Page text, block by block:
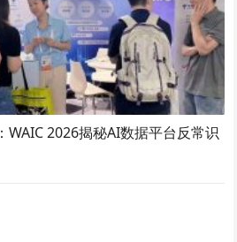
WAIC 2026揭秘AI数据平台反常识